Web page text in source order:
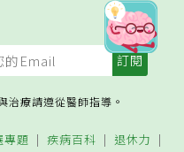
治療請遵從醫師指導。
專題 疾病百科 退休力